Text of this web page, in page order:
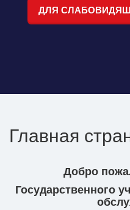
ДЛЯ
Главная
Добро
Государственного